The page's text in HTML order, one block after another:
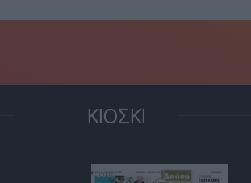
ΚΙΟΣΚΙ